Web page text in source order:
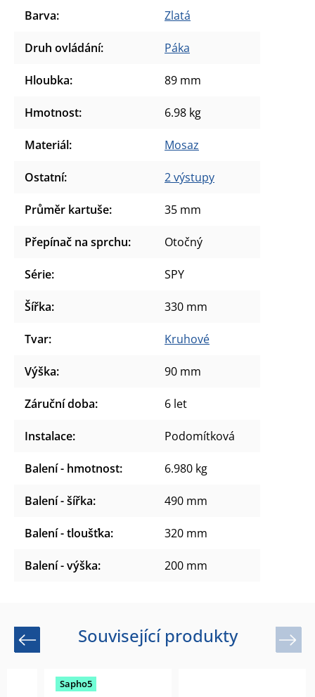
Barva: Zlatá
Druh ovládání: Páka
Hloubka: 89 mm
Hmotnost: 6.98 kg
Materiál: Mosaz
Ostatní: 2 výstupy
Průměr kartuše: 35 mm
Přepínač na sprchu: Otočný
Série: SPY
Šířka: 330 mm
Tvar: Kruhové
Výška: 90 mm
Záruční doba: 6 let
Instalace: Podomítková
Balení - hmotnost: 6.980 kg
Balení - šířka: 490 mm
Balení - tloušťka: 320 mm
Balení - výška: 200 mm
Související produkty
Previous
Sapho5
Next